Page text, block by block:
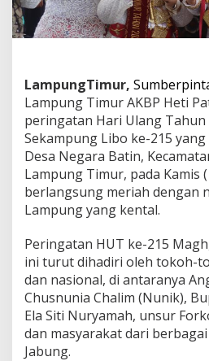
LampungTimur,
Lampung Timur AKBP Heti
peringatan Hari Ulang
Sekampung Libo ke-215
Desa Negara Batin,
Lampung Timur, pada Kamis
berlangsung meriah dengan
Lampung yang kental.
Peringatan HUT ke-215
ini turut dihadiri oleh tokoh-
dan nasional, di antaranya
Chusnunia Chalim (Nunik),
Ela Siti Nuryamah, unsur
dan masyarakat dari
Jabung.